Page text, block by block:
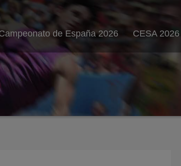
de España 2026 CESA 2026